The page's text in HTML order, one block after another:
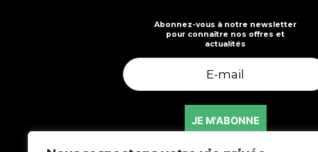
Abonnez-vous à notre newsletter
pour connaître nos offres et
actualités